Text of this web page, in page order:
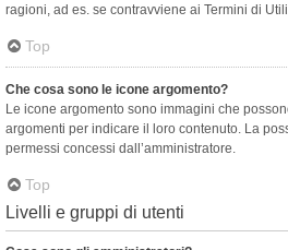
ragioni, ad es. se contravviene ai Termini di
Top
Che cosa sono le icone argomento?
Le icone argomento sono immagini che
argomenti per indicare il loro contenuto. La
permessi concessi dall’amministratore.
Top
Livelli e gruppi di utenti